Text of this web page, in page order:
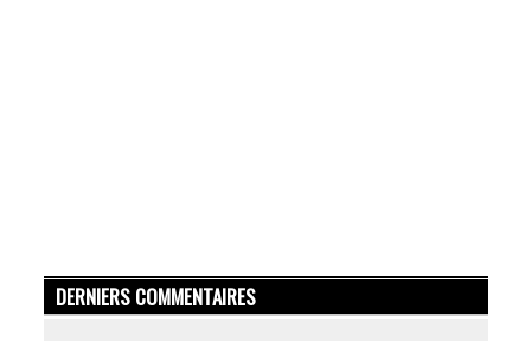
DERNIERS COMMENTAIRES